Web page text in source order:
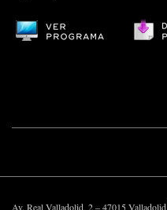
Av. Real Valladolid, 2 – 47015 Valladolid